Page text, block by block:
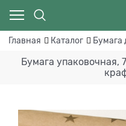
Главная Каталог Бумага
Бумага упаковочная,